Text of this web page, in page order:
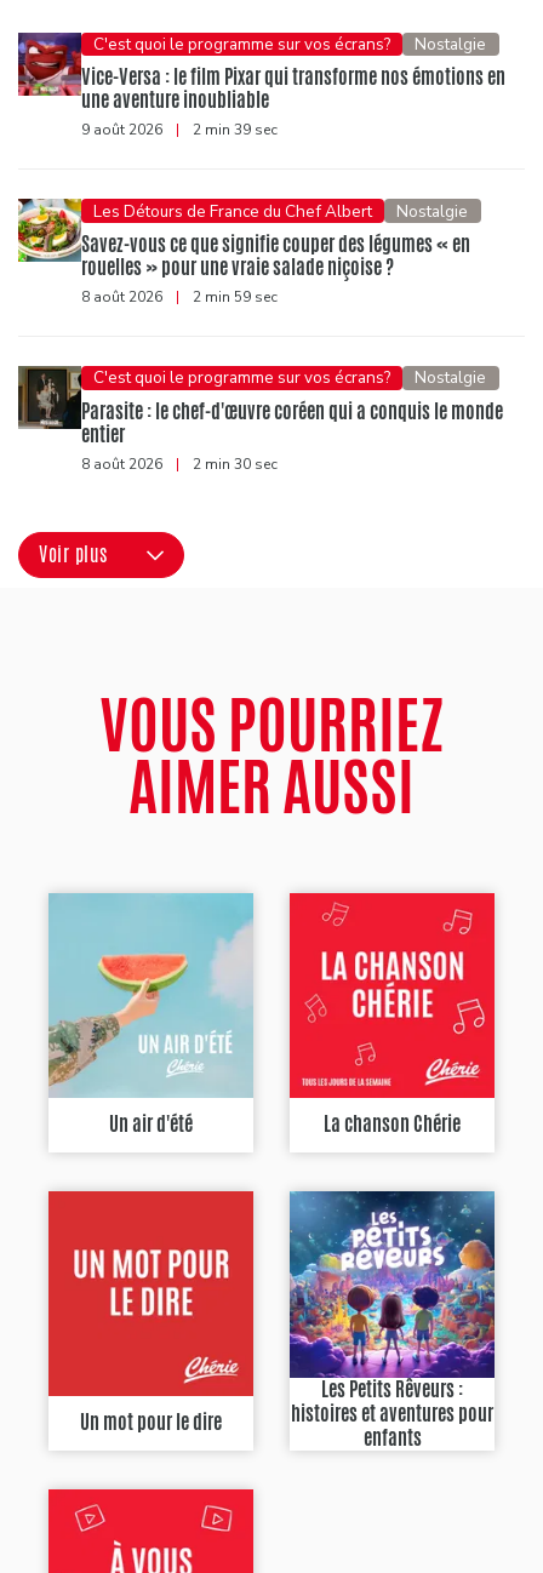
C'est quoi le programme sur vos écrans? Nostalgie
Vice-Versa : le film Pixar qui transforme nos émotions en
une aventure inoubliable
9 août 2026 | 2 min 39 sec
Les Détours de France du Chef Albert Nostalgie
Savez-vous ce que signifie couper des légumes « en
rouelles » pour une vraie salade niçoise ?
8 août 2026 | 2 min 59 sec
C'est quoi le programme sur vos écrans? Nostalgie
Parasite : le chef-d'œuvre coréen qui a conquis le monde
entier
8 août 2026 | 2 min 30 sec
Voir plus
VOUS POURRIEZ
AIMER AUSSI
Un air d'été La chanson Chérie
Un mot pour le dire
Les Petits Rêveurs :
histoires et aventures pour
enfants